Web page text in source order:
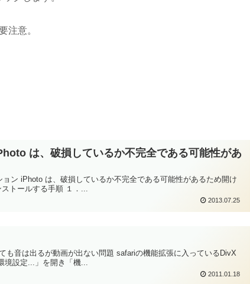
注意。
は、破損しているか不完全である可能性があ
ン iPhoto は、破損しているか不完全である可能性があるため開け
トールする手順 １．...
2013.07.25
音は出るが動画が出ない問題 safariの機能拡張に入っているDivX
境設定...」を開き「機...
2011.01.18